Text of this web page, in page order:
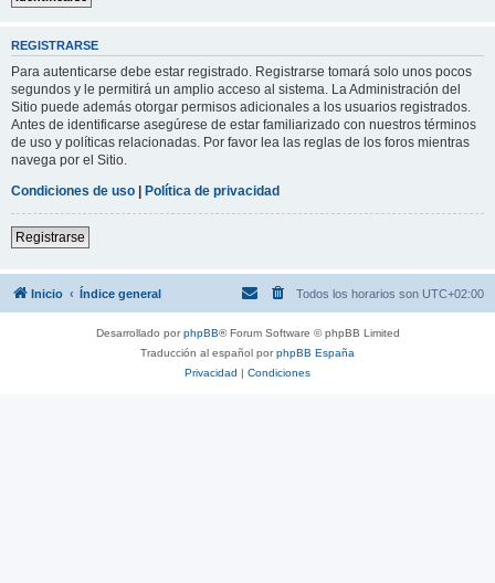
REGISTRARSE
Para autenticarse debe estar registrado. Registrarse tomará solo unos pocos
segundos y le permitirá un amplio acceso al sistema. La Administración del
Sitio puede además otorgar permisos adicionales a los usuarios registrados.
Antes de identificarse asegúrese de estar familiarizado con nuestros términos
de uso y políticas relacionadas. Por favor lea las reglas de los foros mientras
navega por el Sitio.
Condiciones de uso | Política de privacidad
Registrarse
Inicio Índice general Todos los horarios son UTC+02:00
Desarrollado porphpBB® Forum Software © phpBB Limited
Traducción al español porphpBB España
Privacidad | Condiciones